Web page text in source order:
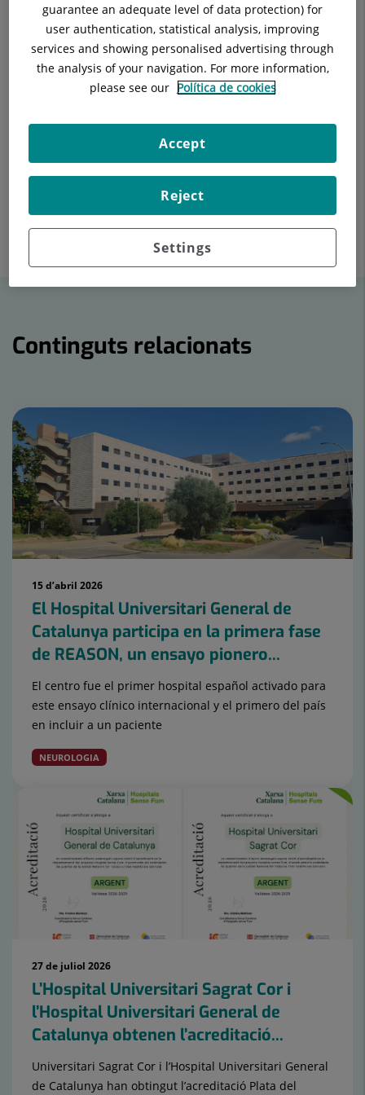
Catalunya
amb un gol de Miguelete.
Amb motiu de la Festa Major de Sabadell, que se celebra
entre els dies 6 i 9 de setembre, el Centre d'Esports Sabadell
ha volgut homenatjar als herois de la ciutat, metges i
metgesses, policia, infermers i infermeres, bombers i
trepitjat el camp i han rebut l’escalf del públic. L’Hospital
Universitari General de Catalunya s’hi ha sumat en aquest
homenatge. Gràcies a totes i a tots.
Enviar
Twitter
Compartir
Facebook
Compartir
Linkedin
Continguts relacionats
15 d’abril 2026
El Hospital Universitari General de
Catalunya participa en la primera fase
de REASON, un ensayo pionero...
El centro fue el primer hospital español activado para
este ensayo clínico internacional y el primero del país
en incluir a un paciente
NEUROLOGIA
27 de juliol 2026
L’Hospital Universitari Sagrat Cor i
l’Hospital Universitari General de
Catalunya obtenen l’acreditació...
Universitari Sagrat Cor i l’Hospital Universitari General
de Catalunya han obtingut l’acreditació Plata del
guarantee an adequate level of data protection) for
user authentication, statistical analysis, improving
services and showing personalised advertising through
the analysis of your navigation. For more information,
please see our Política de cookies
Settings
Reject
Accept